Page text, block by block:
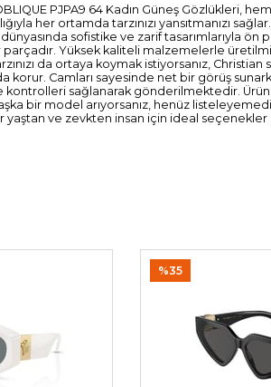
PJPA9 64 Kadın Güneş Gözlükleri,
her ortamda tarzınızı yansıtmanızı
sofistike ve zarif tasarımlarıyla ön
parçadır. Yüksek kaliteli malzemelerle
da ortaya koymak istiyorsanız,
korur. Camları sayesinde net bir görüş
kontrolleri sağlanarak gönderilmektedir.
bir model arıyorsanız, henüz
ve zevkten insan için ideal seçenekler
%35